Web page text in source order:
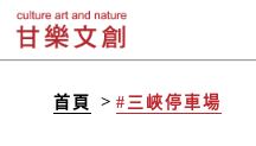
首頁 #三峽停車場